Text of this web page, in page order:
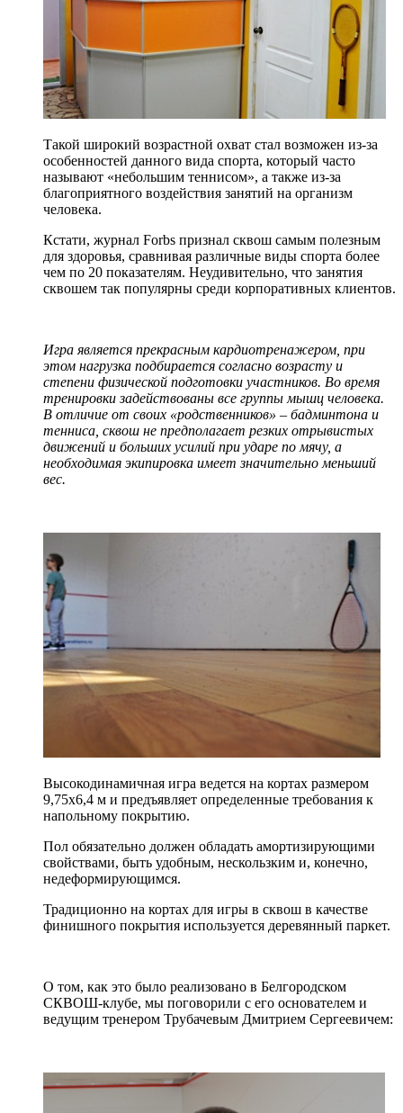
Такой широкий возрастной охват стал возможен из-за
особенностей данного вида спорта, который часто
называют «небольшим теннисом», а также из-за
благоприятного воздействия занятий на организм
человека.
Кстати, журнал Forbs признал сквош самым полезным
для здоровья, сравнивая различные виды спорта более
чем по 20 показателям. Неудивительно, что занятия
сквошем так популярны среди корпоративных клиентов.
Игра является прекрасным кардиотренажером, при
этом нагрузка подбирается согласно возрасту и
степени физической подготовки участников. Во время
тренировки задействованы все группы мышц человека.
В отличие от своих «родственников» – бадминтона и
тенниса, сквош не предполагает резких отрывистых
движений и больших усилий при ударе по мячу, а
необходимая экипировка имеет значительно меньший
вес.
Высокодинамичная игра ведется на кортах размером
9,75х6,4 м и предъявляет определенные требования к
напольному покрытию.
Пол обязательно должен обладать амортизирующими
свойствами, быть удобным, нескользким и, конечно,
недеформирующимся.
Традиционно на кортах для игры в сквош в качестве
финишного покрытия используется деревянный паркет.
О том, как это было реализовано в Белгородском
СКВОШ-клубе, мы поговорили с его основателем и
ведущим тренером Трубачевым Дмитрием Сергеевичем: